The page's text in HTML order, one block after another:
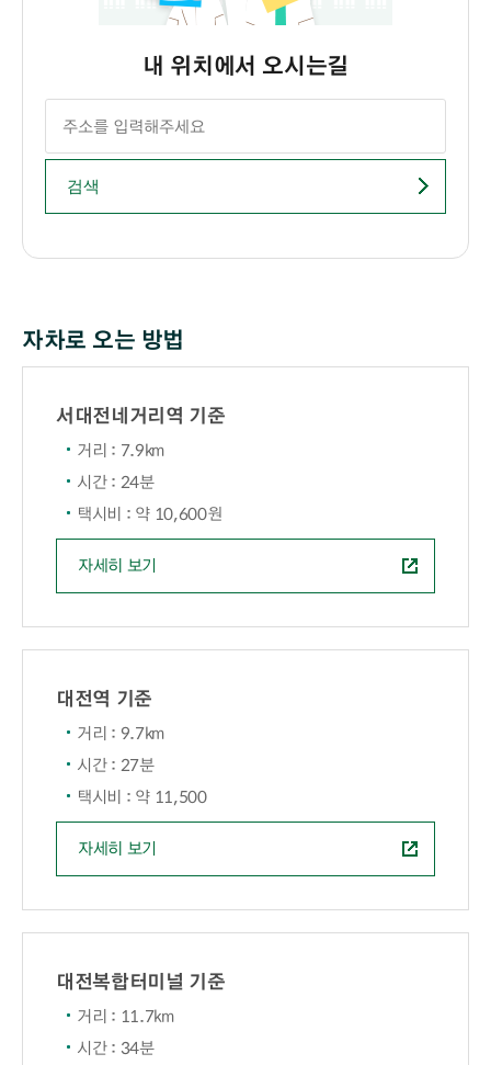
내 위치에서 오시는길
검색
자차로 오는 방법
서대전네거리역 기준
거리 : 7.9km
시간 : 24분
택시비 : 약 10,600원
자세히 보기
대전역 기준
거리 : 9.7km
시간 : 27분
택시비 : 약 11,500
자세히 보기
대전복합터미널 기준
거리 : 11.7km
시간 : 34분